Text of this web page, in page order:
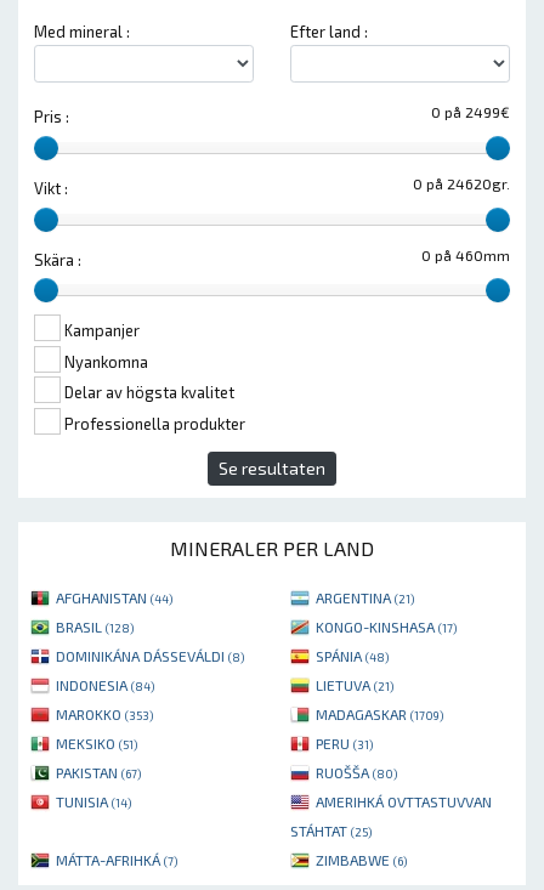
Med mineral : Efter land :
0 på 2499€
Pris :
0 på 24620gr.
Vikt :
0 på 460mm
Skära :
Kampanjer
Nyankomna
Delar av högsta kvalitet
Professionella produkter
Se resultaten
MINERALER PER LAND
AFGHANISTAN (44) ARGENTINA (21)
BRASIL (128) KONGO-KINSHASA (17)
DOMINIKÁNA DÁSSEVÁLDI (8) SPÁNIA (48)
INDONESIA (84) LIETUVA (21)
MAROKKO (353) MADAGASKAR (1709)
MEKSIKO (51) PERU (31)
PAKISTAN (67) RUOŠŠA (80)
TUNISIA (14)
AMERIHKÁ OVTTASTUVVAN
STÁHTAT (25)
MÁTTA-AFRIHKÁ (7) ZIMBABWE (6)